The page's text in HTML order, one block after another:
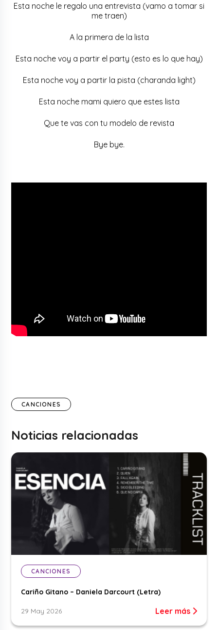
Esta noche le regalo una entrevista (vamo a tomar si
me traen)
A la primera de la lista
Esta noche voy a partir el party (esto es lo que hay)
Esta noche voy a partir la pista (charanda light)
Esta noche mami quiero que estes lista
Que te vas con tu modelo de revista
Bye bye.
CANCIONES
Noticias relacionadas
CANCIONES
Cariño Gitano – Daniela Darcourt (Letra)
29 May 2026 Leer más